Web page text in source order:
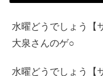
水曜どうでしょう【
大泉さんのゲ○
水曜どうでしょう【